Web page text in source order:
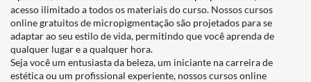
acesso ilimitado a todos os materiais do curso. Nossos cursos
online gratuitos de micropigmentação são projetados para se
adaptar ao seu estilo de vida, permitindo que você aprenda de
qualquer lugar e a qualquer hora.
Seja você um entusiasta da beleza, um iniciante na carreira de
estética ou um profissional experiente, nossos cursos online